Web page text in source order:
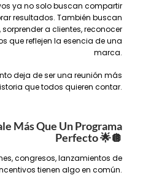
ya no solo buscan compartir
resultados. También buscan
a clientes, reconocer
que reflejen la esencia de una
marca.
deja de ser una reunión más
que todos quieren contar.
Más Que Un Programa
Perfecto🌟🪩
congresos, lanzamientos de
tienen algo en común.